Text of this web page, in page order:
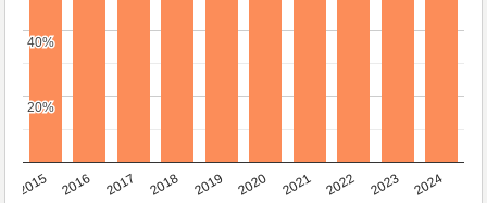
2015 2016 2017 2018 2019 2020 2021 2022 2023 2024
20%
20%
40%
40%